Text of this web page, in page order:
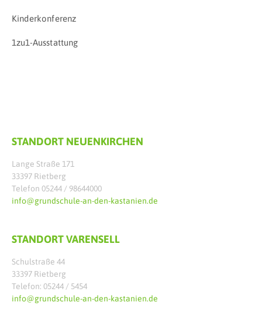
Kinderkonferenz
1zu1-Ausstattung
STANDORT NEUENKIRCHEN
Lange Straße 171
33397 Rietberg
Telefon 05244 / 98644000
info@grundschule-an-den-kastanien.de
STANDORT VARENSELL
Schulstraße 44
33397 Rietberg
Telefon: 05244 / 5454
info@grundschule-an-den-kastanien.de